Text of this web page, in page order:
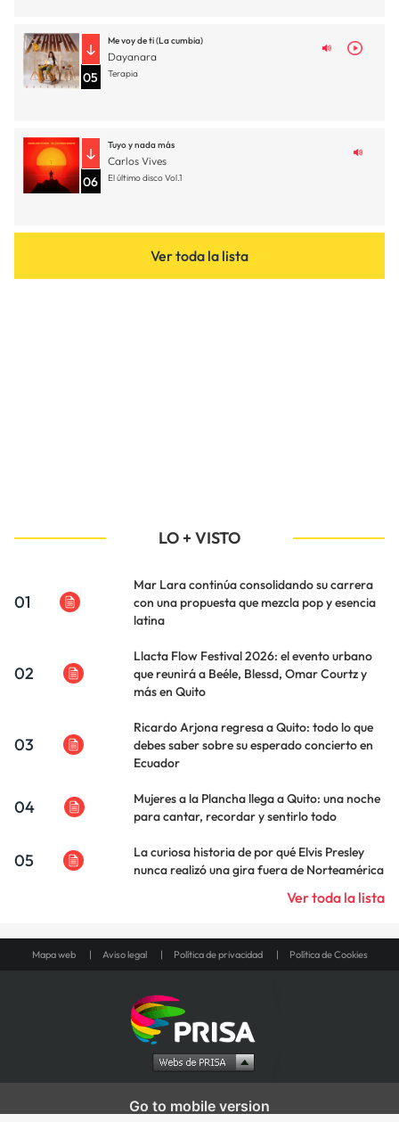
05
Me voy de ti (La cumbia)
Dayanara
Terapia
06
Tuyo y nada más
Carlos Vives
El último disco Vol.1
Ver toda la lista
LO + VISTO
01
Mar Lara continúa consolidando su carrera
con una propuesta que mezcla pop y esencia
latina
02
Llacta Flow Festival 2026: el evento urbano
que reunirá a Beéle, Blessd, Omar Courtz y
más en Quito
03
Ricardo Arjona regresa a Quito: todo lo que
debes saber sobre su esperado concierto en
Ecuador
04
Mujeres a la Plancha llega a Quito: una noche
para cantar, recordar y sentirlo todo
05
La curiosa historia de por qué Elvis Presley
nunca realizó una gira fuera de Norteamérica
Ver toda la lista
Mapa web Aviso legal Política de privacidad Política de Cookies
Go to mobile version